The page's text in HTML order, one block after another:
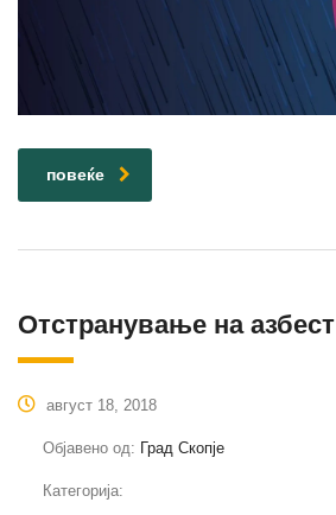
повеќе
Отстранување на азбест
август 18, 2018
Објавено од: Град Скопје
Категорија: